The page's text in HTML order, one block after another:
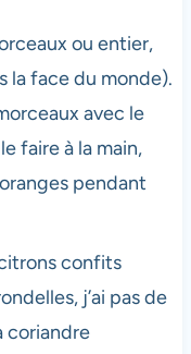
ou entier,
la face du monde).
avec le
faire à la main,
pendant
confits
j’ai pas de
coriandre